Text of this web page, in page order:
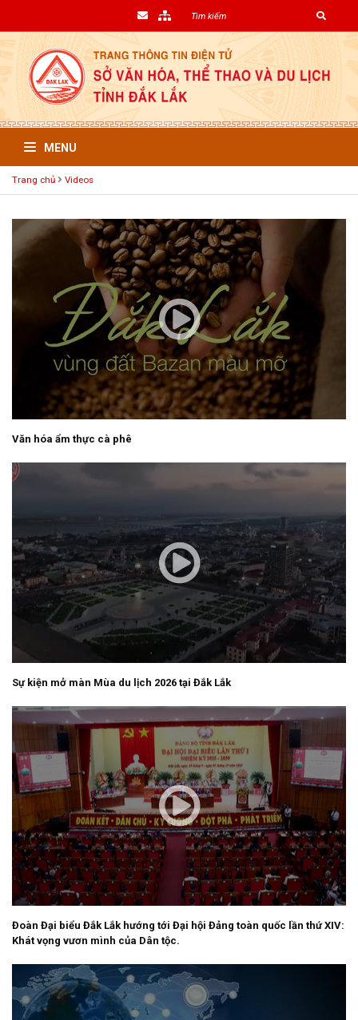
MENU
Trang chủ Videos
Văn hóa ẩm thực cà phê
Sự kiện mở màn Mùa du lịch 2026 tại Đắk Lắk
Đoàn Đại biểu Đắk Lắk hướng tới Đại hội Đảng toàn quốc lần thứ XIV:
Khát vọng vươn mình của Dân tộc.